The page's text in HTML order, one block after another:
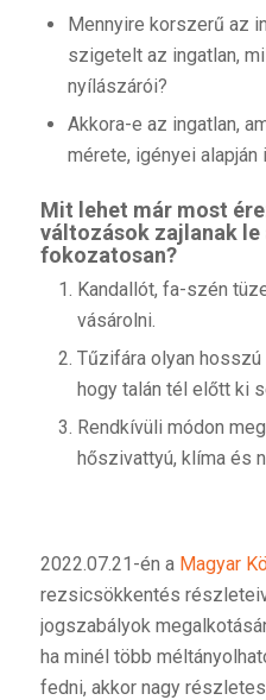
Mennyire korszerű az
szigetelt az ingatlan,
nyílászárói?
Akkora-e az ingatlan,
mérete, igényei alapján
Mit lehet már most
változások zajlanak
fokozatosan?
Kandallót, fa-szén
vásárolni.
Tűzifára olyan
hogy talán tél előtt ki
Rendkívüli módon
hőszivattyú, klíma és
2022.07.21-én a Magyar
rezsicsökkentés
jogszabályok
ha minél több
fedni, akkor nagy